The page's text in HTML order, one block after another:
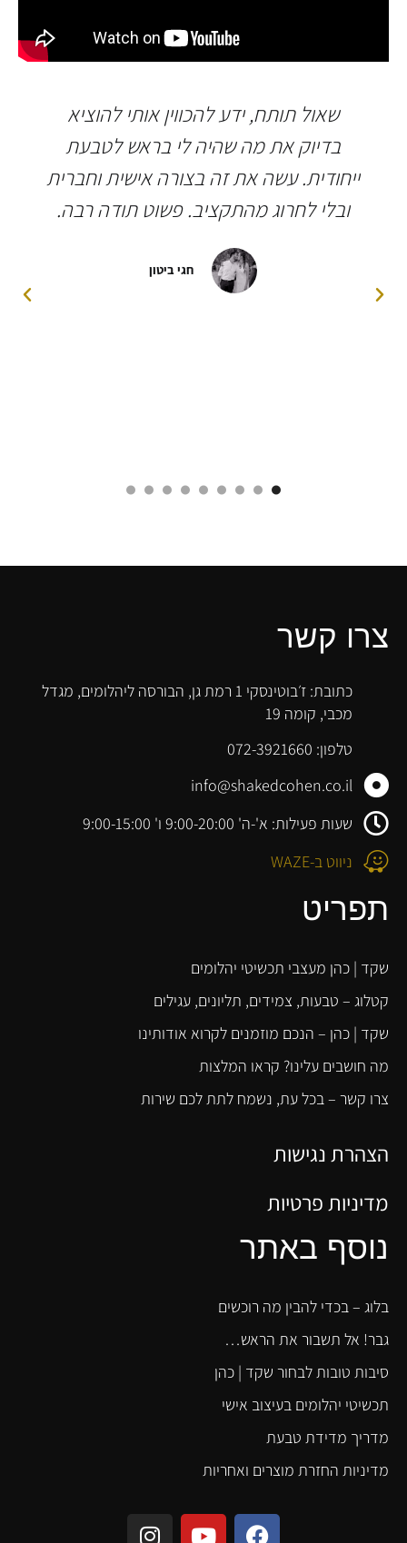
שאול תותח, ידע להכווין אותי להוציא
בדיוק את מה שהיה לי בראש לטבעת
ייחודית. עשה את זה בצורה אישית וחברית
ובלי לחרוג מהתקציב. פשוט תודה רבה.
חגי ביטון
צרו קשר
כתובת: ז׳בוטינסקי 1 רמת גן, הבורסה ליהלומים, מגדל
מכבי, קומה 19
טלפון: 072-3921660
info@shakedcohen.co.il
שעות פעילות: א'-ה' 9:00-20:00 ו' 9:00-15:00
ניווט ב-WAZE
תפריט
שקד | כהן מעצבי תכשיטי יהלומים
קטלוג – טבעות, צמידים, תליונים, עגילים
שקד | כהן – הנכם מוזמנים לקרוא אודותינו
מה חושבים עלינו? קראו המלצות
צרו קשר – בכל עת, נשמח לתת לכם שירות
הצהרת נגישות
מדיניות פרטיות
נוסף באתר
בלוג – בכדי להבין מה רוכשים
גבר! אל תשבור את הראש…
סיבות טובות לבחור שקד | כהן
תכשיטי יהלומים בעיצוב אישי
מדריך מדידת טבעת
מדיניות החזרת מוצרים ואחריות